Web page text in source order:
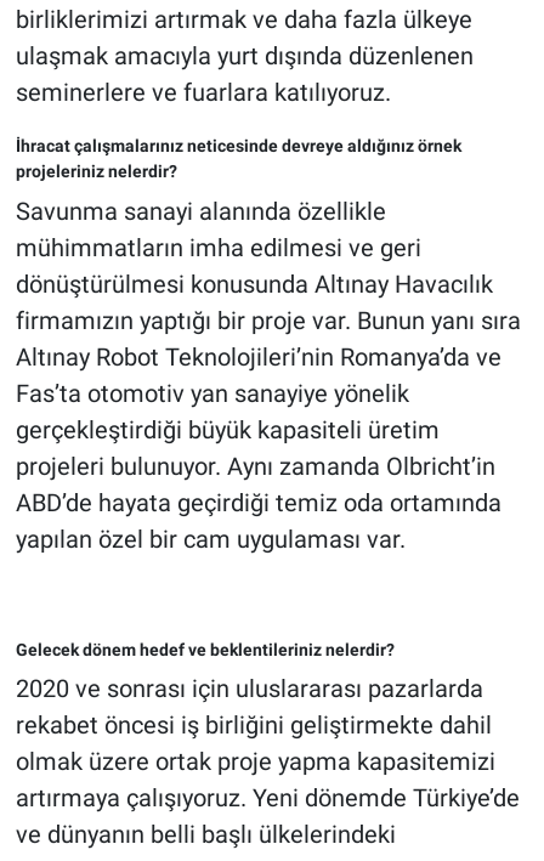
birliklerimizi artırmak ve daha fazla ülkeye
ulaşmak amacıyla yurt dışında düzenlenen
seminerlere ve fuarlara katılıyoruz.
İhracat çalışmalarınız neticesinde devreye aldığınız örnek
projeleriniz nelerdir?
Savunma sanayi alanında özellikle
mühimmatların imha edilmesi ve geri
dönüştürülmesi konusunda Altınay Havacılık
firmamızın yaptığı bir proje var. Bunun yanı sıra
Altınay Robot Teknolojileri’nin Romanya’da ve
Fas’ta otomotiv yan sanayiye yönelik
gerçekleştirdiği büyük kapasiteli üretim
projeleri bulunuyor. Aynı zamanda Olbricht’in
ABD’de hayata geçirdiği temiz oda ortamında
yapılan özel bir cam uygulaması var.
Gelecek dönem hedef ve beklentileriniz nelerdir?
2020 ve sonrası için uluslararası pazarlarda
rekabet öncesi iş birliğini geliştirmekte dahil
olmak üzere ortak proje yapma kapasitemizi
artırmaya çalışıyoruz. Yeni dönemde Türkiye’de
ve dünyanın belli başlı ülkelerindeki